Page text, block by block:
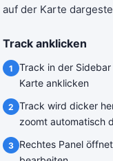
auf der Karte
Track anklicken
Track in der
Karte anklicken
Track wird dicker
zoomt automatisch
Rechtes Panel